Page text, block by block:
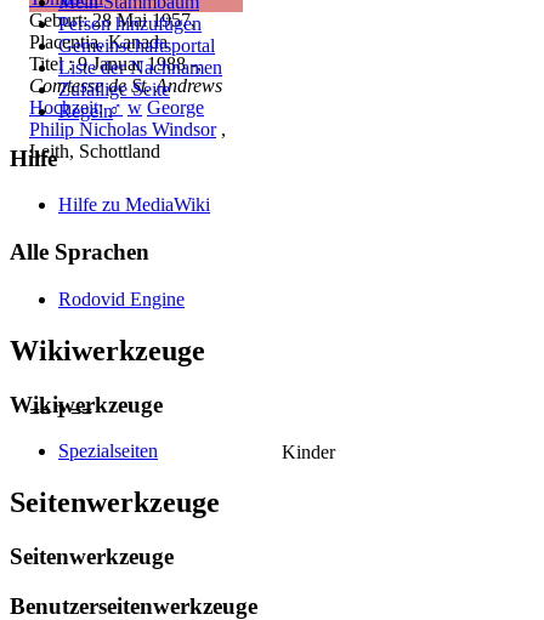
Geburt: 28 Mai 1957,
Placentia, Kanada
Titel : 9 Januar 1988 -,
Comtesse de St. Andrews
Hochzeit:♂ w George
Philip Nicholas Windsor,
Leith, Schottland
== 1 ==
Kinder
Person hinzufügen
Gemeinschafts­portal
Liste der Nachnamen
Zufällige Seite
Regeln
Hilfe
Hilfe zu MediaWiki
Alle Sprachen
Rodovid Engine
Wikiwerkzeuge
Wikiwerkzeuge
Spezialseiten
Seitenwerkzeuge
Seitenwerkzeuge
Benutzerseitenwerkzeuge